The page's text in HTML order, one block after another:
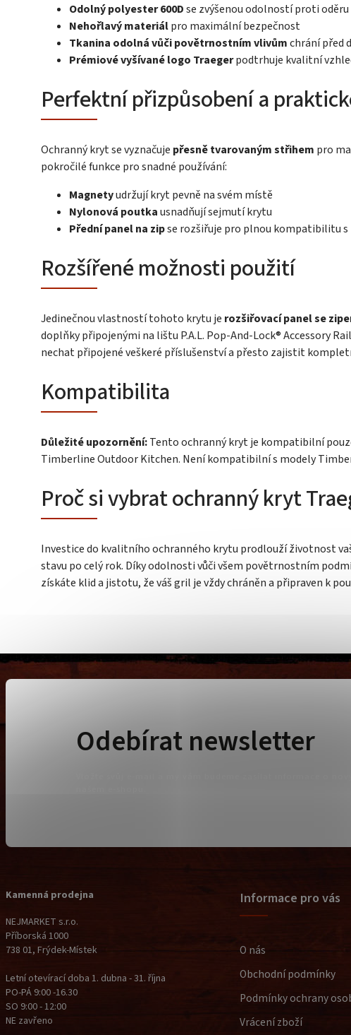
Odolný polyester 600Dse zvýšenou odolností proti oděru
Nehořlavý materiálpro maximální bezpečnost
Tkanina odolná vůči povětrnostním vlivůmchrání před
Prémiové vyšívané logo Traegerpodtrhuje kvalitní
Perfektní přizpůsobení a
Ochranný kryt se vyznačuje přesně tvarovaným střihem pro
pokročilé funkce pro snadné používání:
Magnetyudržují kryt pevně na svém místě
Nylonová poutkausnadňují sejmutí krytu
Přední panel na zipse rozšiřuje pro plnou kompatibilitu
Rozšířené možnosti použití
Jedinečnou vlastností tohoto krytu je rozšiřovací panel se
doplňky připojenými na lištu P.A.L. Pop-And-Lock® Accessory
nechat připojené veškeré příslušenství a přesto zajistit
Kompatibilita
Důležité upozornění:Tento ochranný kryt je kompatibilní
Timberline Outdoor Kitchen. Není kompatibilní s modely
Proč si vybrat ochranný kryt
Investice do kvalitního ochranného krytu prodlouží životnost
stavu po celý rok. Díky odolnosti vůči všem povětrnostním
získáte klid a jistotu, že váš gril je vždy chráněn a připraven k
Kamenná prodejna
NEJMARKET s.r.o.
Příborská 1000
738 01, Frýdek-Místek
Letní otevírací doba 1. dubna - 31. října
PO-PÁ 9:00 -16.30
SO 9:00 - 12:00
NE zavřeno
Informace pro vás
O nás
Obchodní podmínky
Podmínky ochrany
Vrácení zboží
Odebírat newsletter